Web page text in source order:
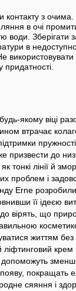
контакту з очима.
в очі
води. Зберігати
в
використовувати
придатності.
якому віці
втрачає
призвести до
тонкі лінії й
проблем і
Erne розробили
її ідеєю
вірять, що
життям без
крем
допоможуть
покращать
сяяння і